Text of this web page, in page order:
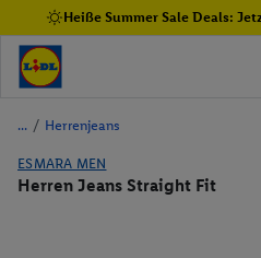
Heiße Summer Sale Deals:
/ Herrenjeans
ESMARA MEN
Herren Jeans Straight Fit